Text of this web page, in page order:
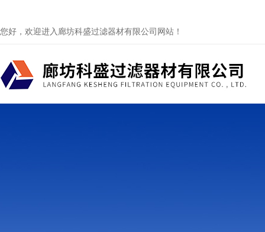
您好，欢迎进入廊坊科盛过滤器材有限公司网站！